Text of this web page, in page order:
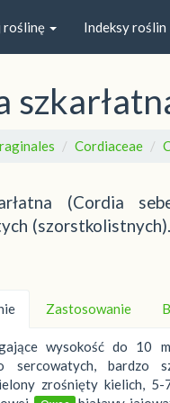
roślinę Indeksy roślin
Cordiaceae
(Cordia
Zastosowanie
wysokość do 10
sercowatych, bardzo
zrośnięty kielich,